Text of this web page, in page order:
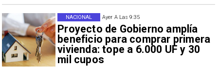
Ayer A Las 9:35
Proyecto de Gobierno amplía
beneficio para comprar primera
vivienda: tope a 6.000 UF y 30
mil cupos
NACIONAL